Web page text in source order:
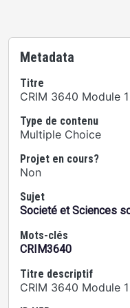
Metadata
Titre
CRIM 3640 Module
Type de contenu
Multiple Choice
Projet en cours?
Non
Sujet
Societé et Sciences
Mots-clés
CRIM3640
Titre descriptif
CRIM 3640 Module